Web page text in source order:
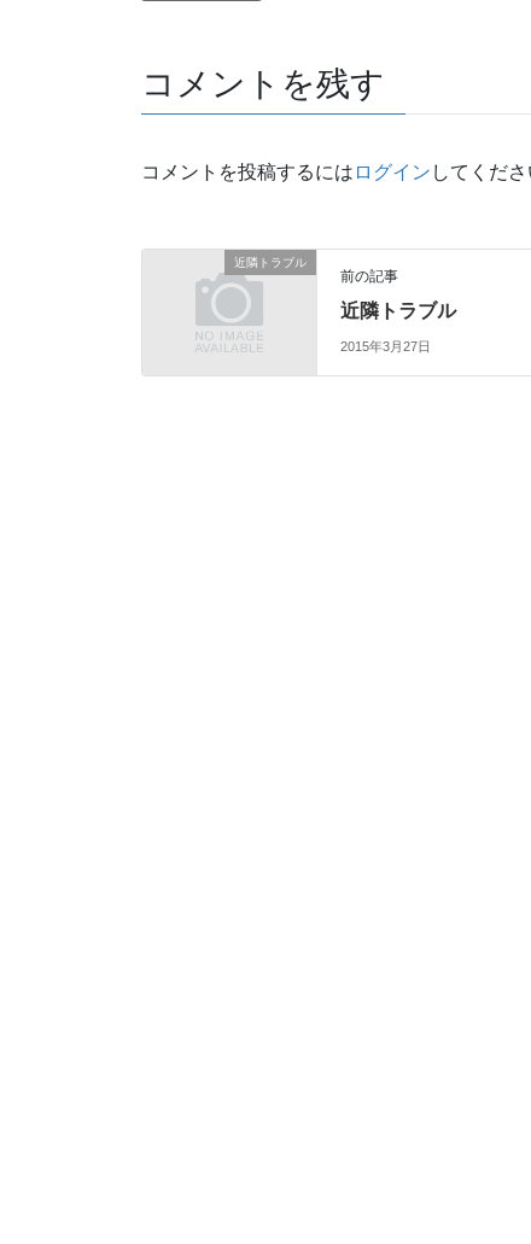
コメントを残す
コメントを投稿するには ログイン してくださ
近隣トラブル
前の記事
近隣トラブル
2015年3月27日